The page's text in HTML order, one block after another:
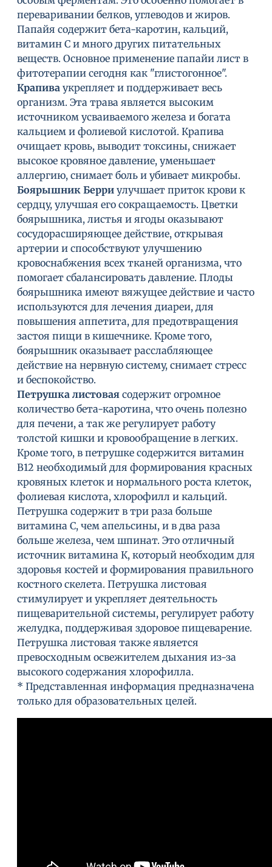
переваривании белков, углеводов и жиров.
Папайя содержит бета-каротин, кальций,
витамин С и много других питательных
веществ. Основное применение папайи лист в
фитотерапии сегодня как "глистогонное".
Крапива укрепляет и поддерживает весь
организм. Эта трава является высоким
источником усваиваемого железа и богата
кальцием и фолиевой кислотой. Крапива
очищает кровь, выводит токсины, снижает
высокое кровяное давление, уменьшает
аллергию, снимает боль и убивает микробы.
Боярышник Берри улучшает приток крови к
сердцу, улучшая его сокращаемость. Цветки
боярышника, листья и ягоды оказывают
сосудорасширяющее действие, открывая
артерии и способствуют улучшению
кровоснабжения всех тканей организма, что
помогает сбалансировать давление. Плоды
боярышника имеют вяжущее действие и часто
используются для лечения диареи, для
повышения аппетита, для предотвращения
застоя пищи в кишечнике. Кроме того,
боярышник оказывает расслабляющее
действие на нервную систему, снимает стресс
и беспокойство.
Петрушка листовая содержит огромное
количество бета-каротина, что очень полезно
для печени, а так же регулирует работу
толстой кишки и кровообращение в легких.
Кроме того, в петрушке содержится витамин
В12 необходимый для формирования красных
кровяных клеток и нормального роста клеток,
фолиевая кислота, хлорофилл и кальций.
Петрушка содержит в три раза больше
витамина С, чем апельсины, и в два раза
больше железа, чем шпинат. Это отличный
источник витамина К, который необходим для
здоровья костей и формирования правильного
костного скелета. Петрушка листовая
стимулирует и укрепляет деятельность
пищеварительной системы, регулирует работу
желудка, поддерживая здоровое пищеварение.
Петрушка листовая также является
превосходным освежителем дыхания из-за
высокого содержания хлорофилла.
* Представленная информация предназначена
только для образовательных целей.